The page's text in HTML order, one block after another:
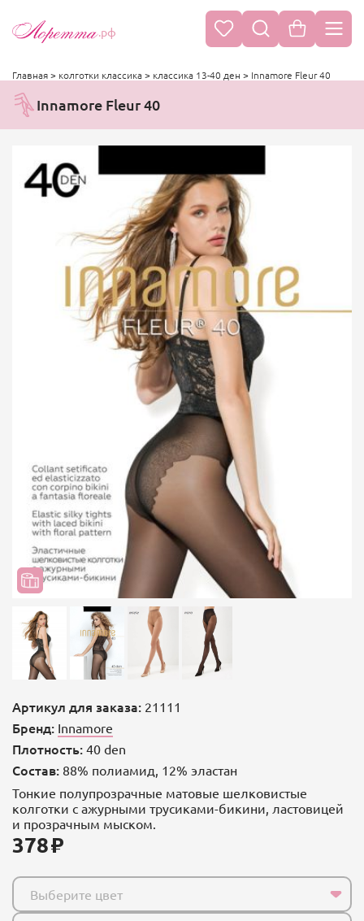
.рф
Главная> колготки классика> классика 13-40 ден > Innamore Fleur 40
Innamore Fleur 40
Артикул для заказа: 21111
Бренд: Innamore
Плотность: 40 den
Состав: 88% полиамид, 12% эластан
Тонкие полупрозрачные матовые шелковистые
колготки с ажурными трусиками-бикини, ластовицей
и прозрачным мыском.
378
Выберите цвет